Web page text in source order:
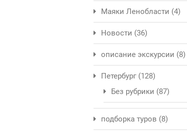
Маяки Ленобласти (4)
Новости (36)
описание экскурсии (8)
Петербург (128)
Без рубрики (87)
подборка туров (8)